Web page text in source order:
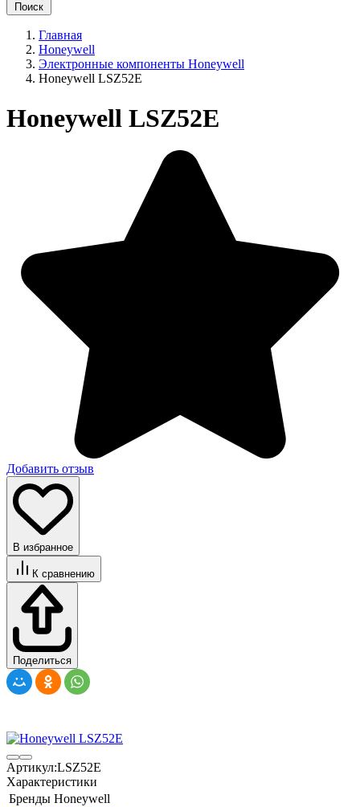
Поиск
Главная
Honeywell
Электронные компоненты Honeywell
Honeywell LSZ52E
Honeywell LSZ52E
Добавить отзыв
В избранное
К сравнению
Поделиться
Артикул:LSZ52E
Характеристики
Бренды Honeywell